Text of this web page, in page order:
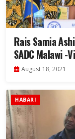
Rais Samia
SADC Malawi -
August 18, 2021
HABARI